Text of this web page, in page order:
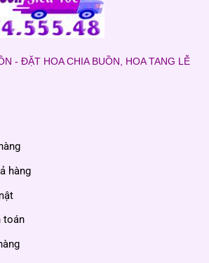
- ĐẶT HOA CHIA BUỒN, HOA TANG LỄ
hàng
toán